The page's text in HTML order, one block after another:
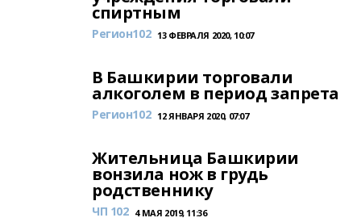
спиртным
Регион102 13 ФЕВРАЛЯ 2020, 10:07
В Башкирии торговали
алкоголем в период запрета
Регион102 12 ЯНВАРЯ 2020, 07:07
Жительница Башкирии
вонзила нож в грудь
родственнику
ЧП 102 4 МАЯ 2019, 11:36